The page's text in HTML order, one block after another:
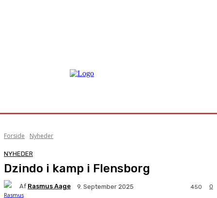
Forside Nyheder
NYHEDER
Dzindo i kamp i Flensborg
Af Rasmus Aage 9. September 2025 0
450